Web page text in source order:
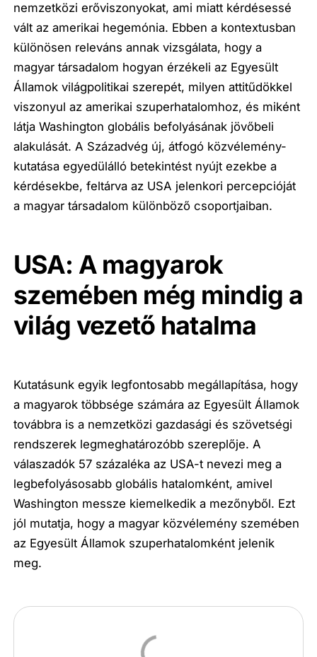
nemzetközi erőviszonyokat, ami miatt kérdésessé
vált az amerikai hegemónia. Ebben a kontextusban
különösen releváns annak vizsgálata, hogy a
magyar társadalom hogyan érzékeli az Egyesült
Államok világpolitikai szerepét, milyen attitűdökkel
viszonyul az amerikai szuperhatalomhoz, és miként
látja Washington globális befolyásának jövőbeli
alakulását. A Századvég új, átfogó közvélemény-
kutatása egyedülálló betekintést nyújt ezekbe a
kérdésekbe, feltárva az USA jelenkori percepcióját
a magyar társadalom különböző csoportjaiban.
USA: A magyarok
szemében még mindig a
világ vezető hatalma
Kutatásunk egyik legfontosabb megállapítása, hogy
a magyarok többsége számára az Egyesült Államok
továbbra is a nemzetközi gazdasági és szövetségi
rendszerek legmeghatározóbb szereplője. A
válaszadók 57 százaléka az USA-t nevezi meg a
legbefolyásosabb globális hatalomként, amivel
Washington messze kiemelkedik a mezőnyből. Ezt
jól mutatja, hogy a magyar közvélemény szemében
az Egyesült Államok szuperhatalomként jelenik
meg.